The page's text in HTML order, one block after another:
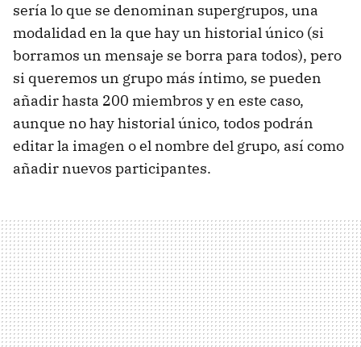
sería lo que se denominan supergrupos, una
modalidad en la que hay un historial único (si
borramos un mensaje se borra para todos), pero
si queremos un grupo más íntimo, se pueden
añadir hasta 200 miembros y en este caso,
aunque no hay historial único, todos podrán
editar la imagen o el nombre del grupo, así como
añadir nuevos participantes.